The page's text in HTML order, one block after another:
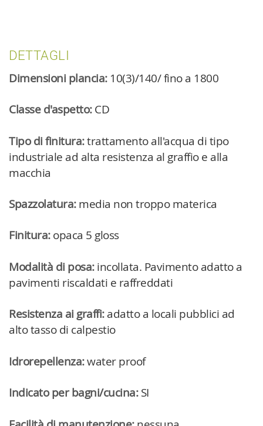
DETTAGLI
Dimensioni plancia: 10(3)/140/ fino a 1800
Classe d'aspetto: CD
Tipo di finitura:trattamento all'acqua di tipo
industriale ad alta resistenza al graffio e alla
macchia
Spazzolatura:media non troppo materica
Finitura:opaca 5 gloss
Modalità di posa: incollata. Pavimento adatto a
pavimenti riscaldati e raffreddati
Resistenza ai graffi: adatto a locali pubblici ad
alto tasso di calpestio
Idrorepellenza:water proof
Indicato per bagni/cucina: SI